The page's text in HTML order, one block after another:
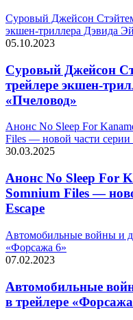
Суровый Джейсон
экшен-триллера Дэвида
05.10.2023
Суровый Джейсон
трейлере экшен-
«Пчеловод»
Анонс No Sleep For
Files — новой части серии
30.03.2025
Анонс No Sleep For
Somnium Files —
Escape
Автомобильные войны и
«Форсажа 6»
07.02.2023
Автомобильные
в трейлере